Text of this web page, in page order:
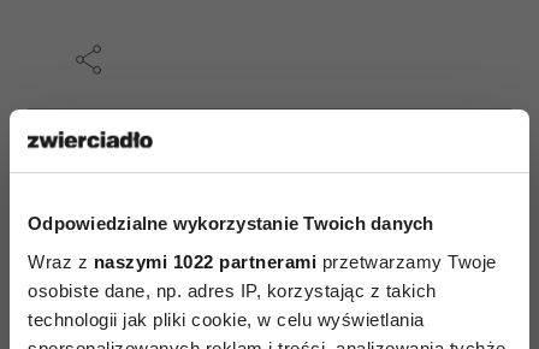
Odpowiedzialne wykorzystanie Twoich danych
Wraz z naszymi 1022 partnerami przetwarzamy Twoje
osobiste dane, np. adres IP, korzystając z takich
technologii jak pliki cookie, w celu wyświetlania